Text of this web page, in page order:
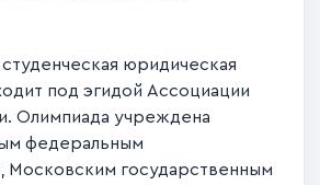
юридическая
под эгидой Ассоциации
Олимпиада учреждена
федеральным
Московским государственным